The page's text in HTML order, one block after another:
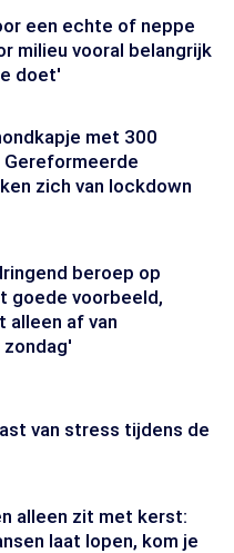
een echte of neppe
milieu vooral belangrijk
doet'
met 300
zich van lockdown
beroep op
goede voorbeeld,
alleen af van
zondag'
van stress tijdens de
alleen zit met kerst:
laat lopen, kom je